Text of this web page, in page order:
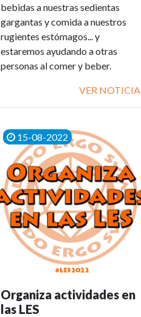
bebidas a nuestras sedientas
gargantas y comida a nuestros
rugientes estómagos... y
estaremos ayudando a otras
personas al comer y beber.
VER NOTICIA
15-08-2022
Organiza actividades en
las LES